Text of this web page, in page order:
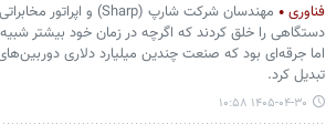
فناوری
دستگاهی را خلق کردند که اگرچه در زمان خود بیشتر
اما جرقه‌ای بود که صنعت چندین میلیارد دلاری
تبدیل کرد.
۱۴۰۵-۰۴-۳۰ ۱۰:۵۸